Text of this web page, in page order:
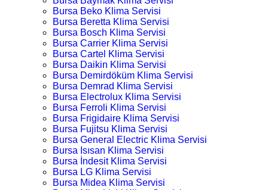
Bursa Beko Klima Servisi
Bursa Beretta Klima Servisi
Bursa Bosch Klima Servisi
Bursa Carrier Klima Servisi
Bursa Cartel Klima Servisi
Bursa Daikin Klima Servisi
Bursa Demirdöküm Klima Servisi
Bursa Demrad Klima Servisi
Bursa Electrolux Klima Servisi
Bursa Ferroli Klima Servisi
Bursa Frigidaire Klima Servisi
Bursa Fujitsu Klima Servisi
Bursa General Electric Klima Servisi
Bursa Isısan Klima Servisi
Bursa İndesit Klima Servisi
Bursa LG Klima Servisi
Bursa Midea Klima Servisi